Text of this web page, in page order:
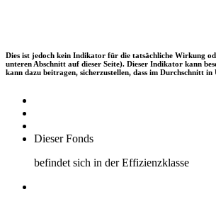
Dies ist jedoch kein Indikator für die tatsächliche Wirkung
unteren Abschnitt auf dieser Seite). Dieser Indikator kann
kann dazu beitragen, sicherzustellen, dass im Durchschnitt
Dieser Fonds
befindet sich in der Effizienzklasse